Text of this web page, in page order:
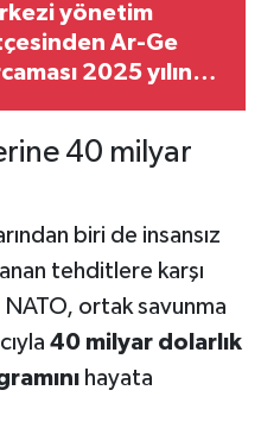
yönetim
Ar-Ge
2025 yılında
40 milyar
biri de insansız
tehditlere karşı
ortak savunma
40 milyar dolarlık
hayata